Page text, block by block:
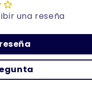
una reseña